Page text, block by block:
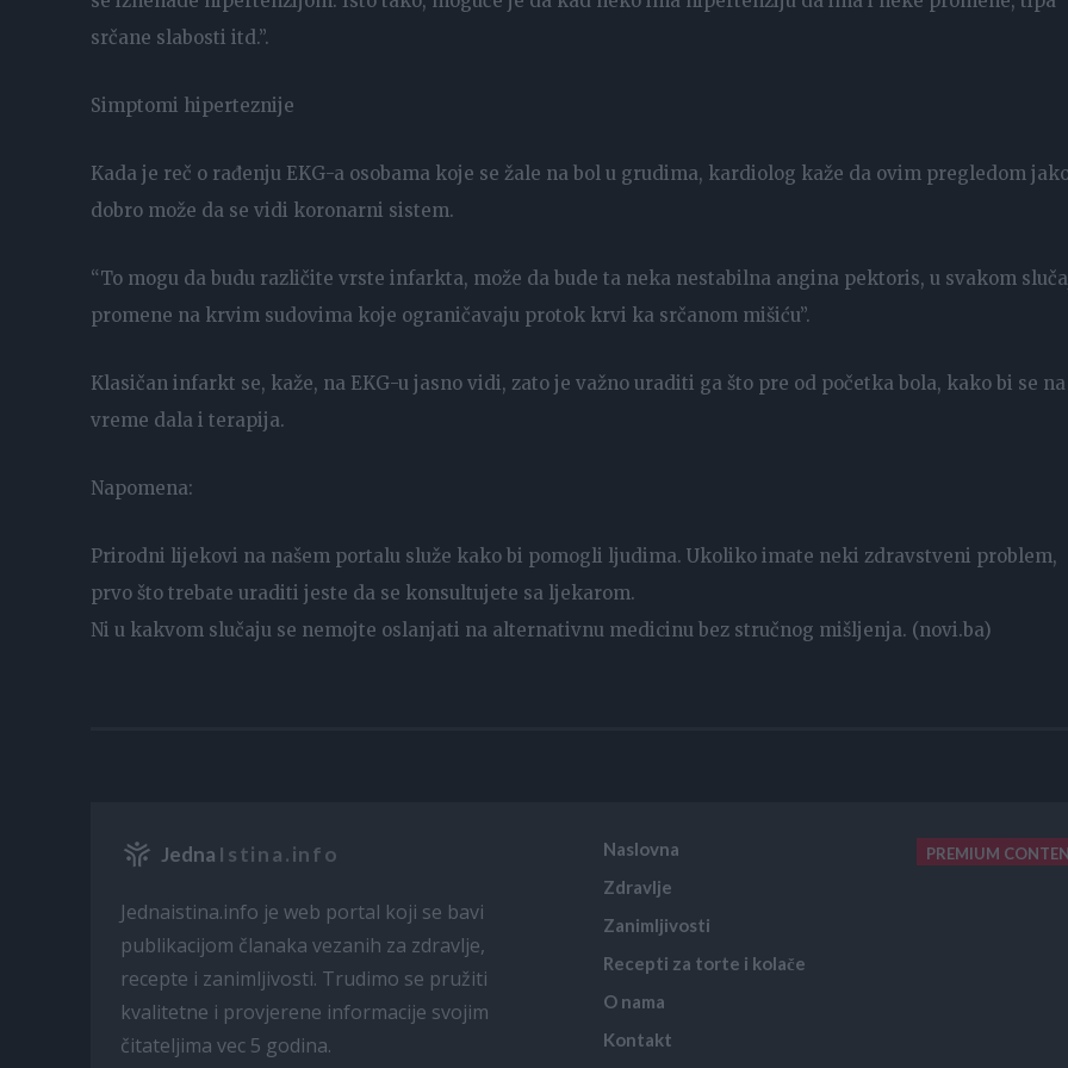
srčane slabosti itd.”.
Simptomi hiperteznije
Kada je reč o rađenju EKG-a osobama koje se žale na bol u grudima, kardiolog kaže da ovim pregledom
dobro može da se vidi koronarni sistem.
“To mogu da budu različite vrste infarkta, može da bude ta neka nestabilna angina pektoris, u svakom
promene na krvim sudovima koje ograničavaju protok krvi ka srčanom mišiću”.
Klasičan infarkt se, kaže, na EKG-u jasno vidi, zato je važno uraditi ga što pre od početka bola, kako bi se na
vreme dala i terapija.
Napomena:
Prirodni lijekovi na našem portalu služe kako bi pomogli ljudima. Ukoliko imate neki zdravstveni problem,
prvo što trebate uraditi jeste da se konsultujete sa ljekarom.
Ni u kakvom slučaju se nemojte oslanjati na alternativnu medicinu bez stručnog mišljenja. (novi.ba)
Jedna Istina.info
Jednaistina.info je web portal koji se bavi
publikacijom članaka vezanih za zdravlje,
recepte i zanimljivosti. Trudimo se pružiti
kvalitetne i provjerene informacije svojim
čitateljima vec 5 godina.
Naslovna
Zdravlje
Zanimljivosti
Recepti za torte i kolače
O nama
Kontakt
PREMIUM